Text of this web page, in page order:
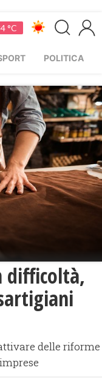
°C
POLITICA
difficoltà,
delle riforme